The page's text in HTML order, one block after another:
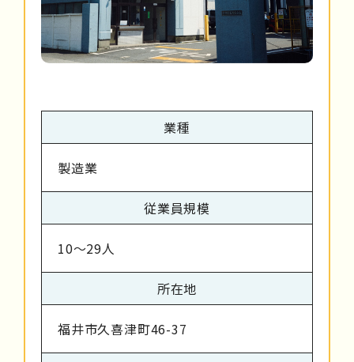
業種
製造業
従業員規模
10～29人
所在地
福井市久喜津町46-37